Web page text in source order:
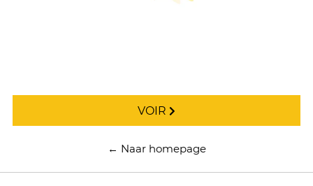
VOIR
← Naar homepage